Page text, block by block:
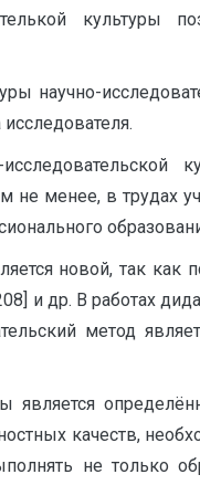
культуры
менее, в трудах
новой, так как
и др. В работах
метод
является
качеств,
не только